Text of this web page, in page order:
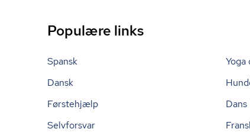
Populære links
Spansk
Dansk
Førstehjælp
Dans
Selvforsvar